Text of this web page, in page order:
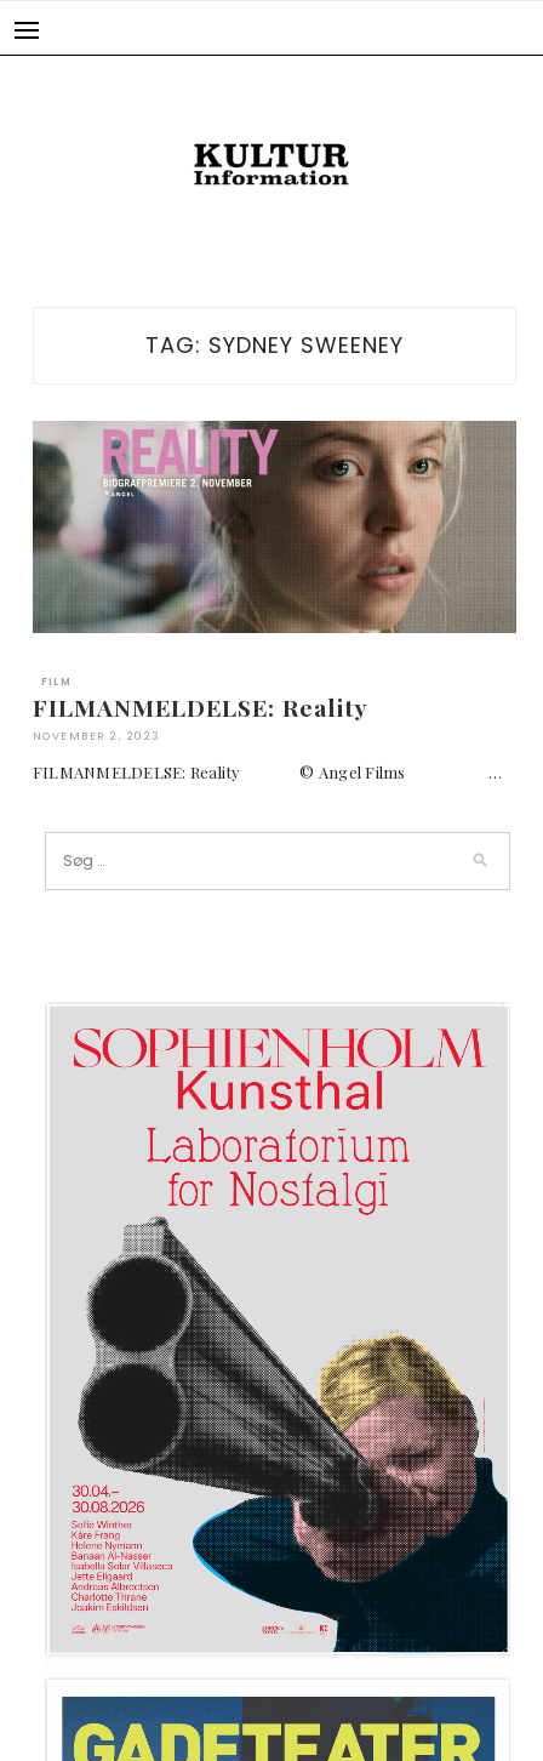
TAG: SYDNEY SWEENEY
FILM
FILMANMELDELSE: Reality
NOVEMBER 2, 2023
FILMANMELDELSE: Reality © Angel Films …